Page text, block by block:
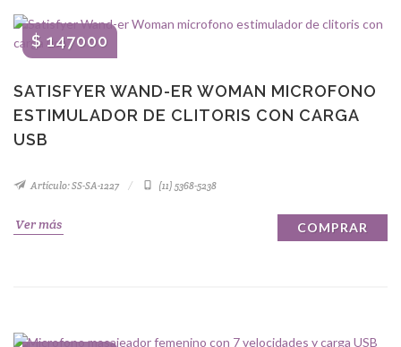
SATISFYER WAND-ER WOMAN MICROFONO
ESTIMULADOR DE CLITORIS CON CARGA
USB
$ 147000
Artículo: SS-SA-1227 (11) 5368-5238
Ver más COMPRAR